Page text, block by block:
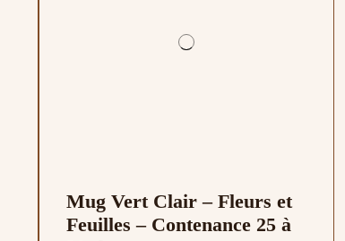
Mug Vert Clair – Fleurs et
Feuilles – Contenance 25 à